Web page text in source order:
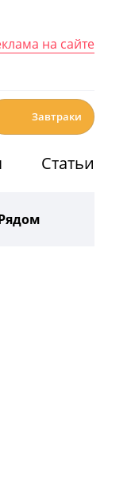
на сайте
Завтраки
Статьи